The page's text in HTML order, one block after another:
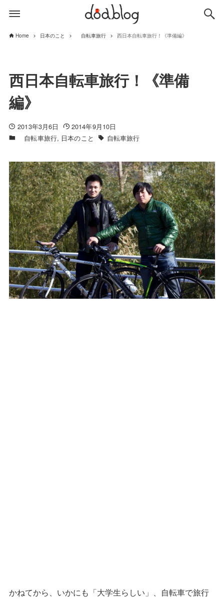
Home 日本のこと 自転車旅行 西日本自転車旅行！《準備編》
西日本自転車旅行！《準備
編》
2013年3月6日
2014年9月10日
自転車旅行 日本のこと 自転車旅行
かねてから、いかにも「大学生らしい」、自転車で旅行